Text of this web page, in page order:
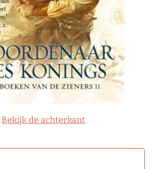
Bekijk de achterkant